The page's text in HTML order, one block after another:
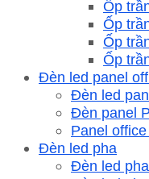
Ốp
Ốp
Ốp
Ốp
Đèn led panel
Đèn led
Đèn panel
Panel
Đèn led pha
Đèn led